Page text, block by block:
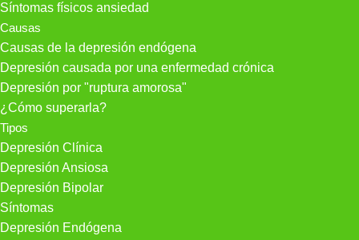
Síntomas físicos ansiedad
Causas
Causas de la depresión endógena
Depresión causada por una enfermedad crónica
Depresión por "ruptura amorosa"
¿Cómo superarla?
Tipos
Depresión Clínica
Depresión Ansiosa
Depresión Bipolar
Síntomas
Depresión Endógena